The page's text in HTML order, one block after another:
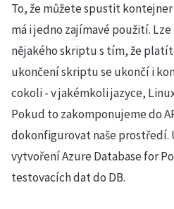
To, že můžete spustit
má i jedno zajímavé použití.
nějakého skriptu s tím, že
ukončení skriptu se ukončí i
cokoli - v jakémkoli jazyce,
Pokud to zakomponujeme do
dokonfigurovat naše prostředí.
vytvoření Azure Database for
testovacích dat do DB.